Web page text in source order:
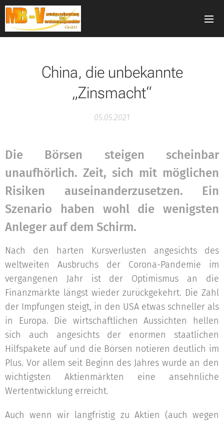
China, die unbekannte
„Zinsmacht“
05.05.2021
Die Börsen steigen scheinbar
unaufhörlich. Zeit, sich mit möglichen
Risiken auseinanderzusetzen. Ein
Szenario haben wohl die wenigsten
Anleger auf dem Schirm.
Nach den harten Kursverlusten angesichts des
weltweiten Ausbruchs der Corona-Pandemie im
vergangenen Jahr ist der Optimismus an die
Finanzmärkte längst wieder zurückgekehrt. Die Zahl
der Impfungen steigt, in den USA etwas schneller als
in Europa. Die wirtschaftlichen Aussichten hellen
sich auch angesichts der enormen staatlichen
Hilfspakete auf und die Börsen notieren deutlich im
Plus. Vor allem seit Beginn des Jahres wurde an den
wichtigsten Aktienmärkten eine ansehnliche
Wertentwicklung erreicht.
Auch wenn wir langfristig zu Aktien (auch wegen